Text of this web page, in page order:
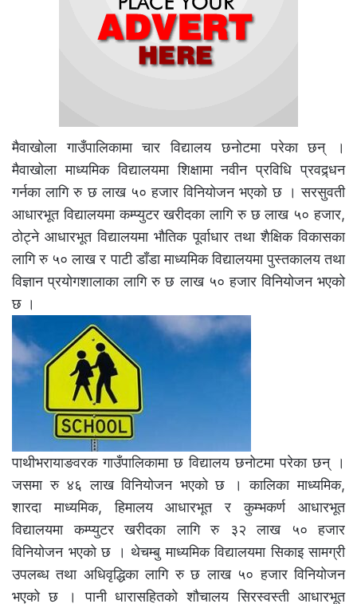
मैवाखोला गाउँपालिकामा चार विद्यालय छनोटमा परेका छन् ।
मैवाखोला माध्यमिक विद्यालयमा शिक्षामा नवीन प्रविधि प्रवद्र्धन
गर्नका लागि रु छ लाख ५० हजार विनियोजन भएको छ । सरसुवती
आधारभूत विद्यालयमा कम्प्युटर खरीदका लागि रु छ लाख ५० हजार,
ठोट्ने आधारभूत विद्यालयमा भौतिक पूर्वाधार तथा शैक्षिक विकासका
लागि रु ५० लाख र पाटी डाँडा माध्यमिक विद्यालयमा पुस्तकालय तथा
विज्ञान प्रयोगशालाका लागि रु छ लाख ५० हजार विनियोजन भएको
छ ।
पाथीभरायाङवरक गाउँपालिकामा छ विद्यालय छनोटमा परेका छन् ।
जसमा रु ४६ लाख विनियोजन भएको छ । कालिका माध्यमिक,
शारदा माध्यमिक, हिमालय आधारभूत र कुम्भकर्ण आधारभूत
विद्यालयमा कम्प्युटर खरीदका लागि रु ३२ लाख ५० हजार
विनियोजन भएको छ । थेचम्बु माध्यमिक विद्यालयमा सिकाइ सामग्री
उपलब्ध तथा अधिवृद्धिका लागि रु छ लाख ५० हजार विनियोजन
भएको छ । पानी धारासहितको शौचालय सिरस्वस्ती आधारभूत